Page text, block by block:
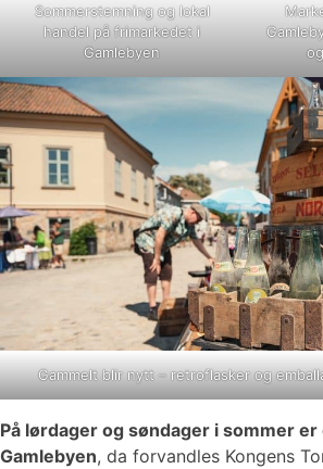
Sommerstemning og lokal
handel på frimarkedet i
Gamlebyen
Gammelt blir nytt – retroflasker og
På lørdager og søndager i sommer
Gamlebyen, da forvandles Kongens